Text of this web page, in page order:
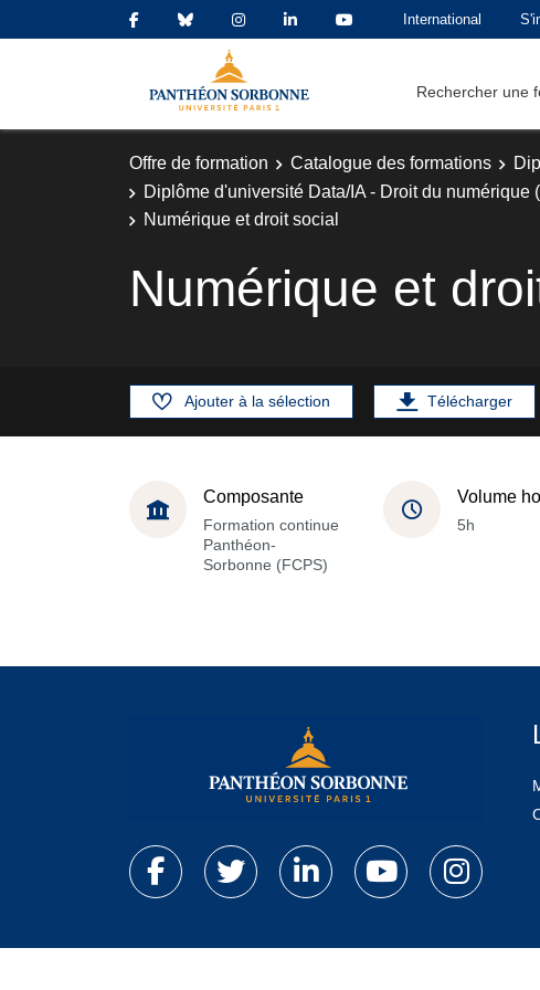
International
Rechercher une
Offre de formation Catalogue des formations
Diplôme d'université Data/IA - Droit du numérique
Numérique et droit social
Numérique et
Ajouter à la sélection Télécharger
Composante
Formation continue
Panthéon-
Sorbonne (FCPS)
Volume
5h